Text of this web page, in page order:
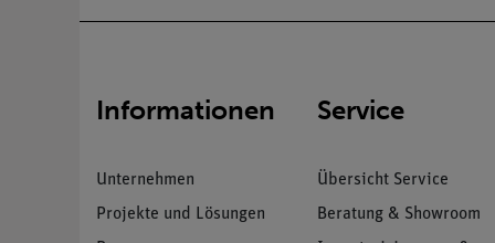
Informationen
Unternehmen
Projekte und Lösungen
Service
Übersicht Service
Beratung & Showroom